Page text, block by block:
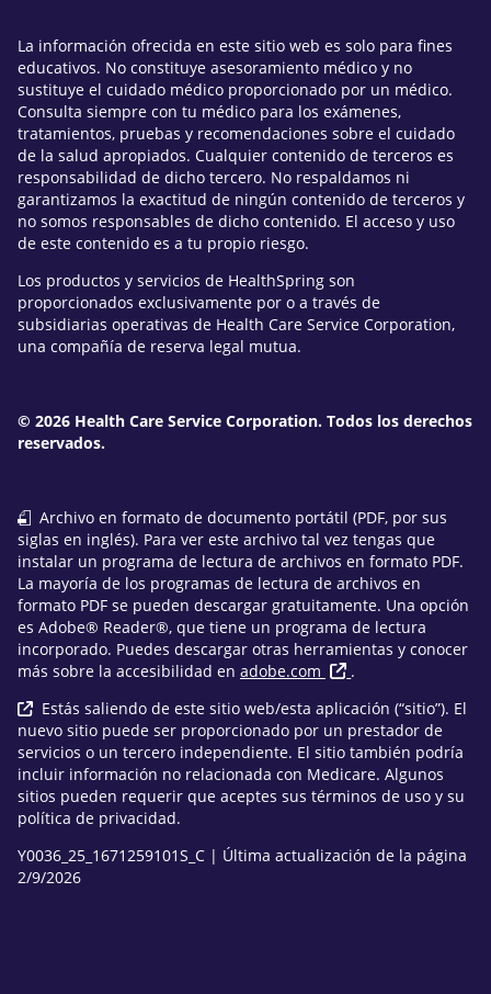
La información ofrecida en este sitio web es solo para fines
educativos. No constituye asesoramiento médico y no
sustituye el cuidado médico proporcionado por un médico.
Consulta siempre con tu médico para los exámenes,
tratamientos, pruebas y recomendaciones sobre el cuidado
de la salud apropiados. Cualquier contenido de terceros es
responsabilidad de dicho tercero. No respaldamos ni
garantizamos la exactitud de ningún contenido de terceros y
no somos responsables de dicho contenido. El acceso y uso
de este contenido es a tu propio riesgo.
Los productos y servicios de HealthSpring son
proporcionados exclusivamente por o a través de
subsidiarias operativas de Health Care Service Corporation,
una compañía de reserva legal mutua.
© 2026 Health Care Service Corporation. Todos los derechos
reservados.
Archivo en formato de documento portátil (PDF, por sus
siglas en inglés). Para ver este archivo tal vez tengas que
instalar un programa de lectura de archivos en formato PDF.
La mayoría de los programas de lectura de archivos en
formato PDF se pueden descargar gratuitamente. Una opción
es Adobe® Reader®, que tiene un programa de lectura
incorporado. Puedes descargar otras herramientas y conocer
más sobre la accesibilidad en adobe.com
.
Estás saliendo de este sitio web/esta aplicación (“sitio”). El
nuevo sitio puede ser proporcionado por un prestador de
servicios o un tercero independiente. El sitio también podría
incluir información no relacionada con Medicare. Algunos
sitios pueden requerir que aceptes sus términos de uso y su
política de privacidad.
Y0036_25_1671259101S_C | Última actualización de la página
2/9/2026